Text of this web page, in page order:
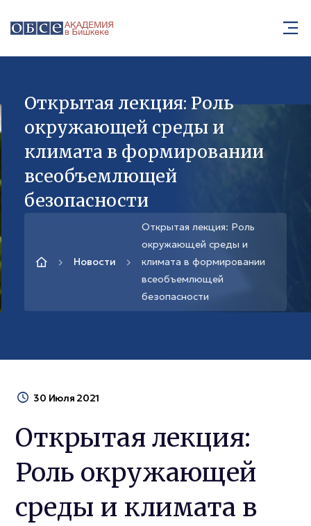
Открытая лекция: Роль
окружающей среды и
климата в формировании
всеобъемлющей
безопасности
Новости
Открытая лекция: Роль
окружающей среды и
климата в формировании
всеобъемлющей
безопасности
30 Июля 2021
Открытая лекция:
Роль окружающей
среды и климата в